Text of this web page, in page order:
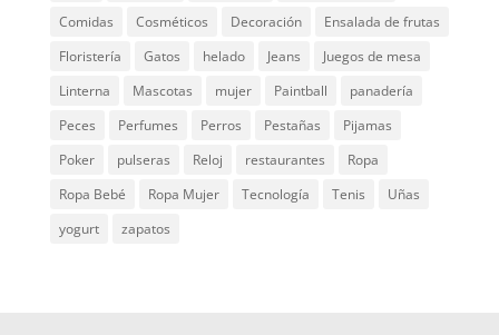
Comidas
Cosméticos Decoración
Ensalada de frutas
Floristería
Gatos helado Jeans
Juegos de mesa
Linterna
Mascotas mujer Paintball
panadería
Peces
Perfumes Perros Pestañas
Pijamas
Poker
pulseras Reloj restaurantes
Ropa
Ropa Bebé
Ropa Mujer Tecnología Tenis
Uñas
yogurt
zapatos